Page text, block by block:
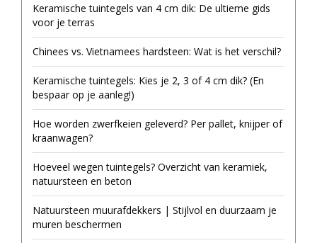
Keramische tuintegels van 4 cm dik: De ultieme gids
voor je terras
Chinees vs. Vietnamees hardsteen: Wat is het verschil?
Keramische tuintegels: Kies je 2, 3 of 4 cm dik? (En
bespaar op je aanleg!)
Hoe worden zwerfkeien geleverd? Per pallet, knijper of
kraanwagen?
Hoeveel wegen tuintegels? Overzicht van keramiek,
natuursteen en beton
Natuursteen muurafdekkers | Stijlvol en duurzaam je
muren beschermen